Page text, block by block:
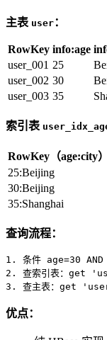
主表 user：
RowKey info:age
user_001 25
user_002 30
user_003 35
索引表
RowKey（age:city）
25:Beijing
30:Beijing
35:Shanghai
查询流程：
1. 条件 age=30 AND
2. 查索引表： get
3. 查主表： get
优点：